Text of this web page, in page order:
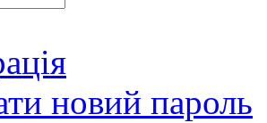
новий пароль